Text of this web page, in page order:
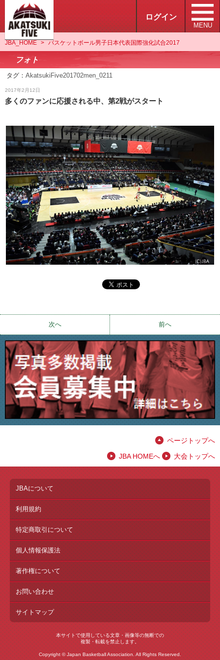
ログイン
MENU
JBA_HOME > バスケットボール男子日本代表国際強化試合2017
フォト
タグ： AkatsukiFive201702men_0211
2017年2月12日
多くのファンに応援される中、第2戦がスタート
次へ 前へ
ページトップへ
JBA HOMEへ
大会トップへ
JBAについて
利用規約
特定商取引について
個人情報保護法
著作権について
お問い合わせ
サイトマップ
本サイトで使用している文章・画像等の無断での
複製・転載を禁止します。
Copyright © Japan Basketball Association. All Rights Reserved.